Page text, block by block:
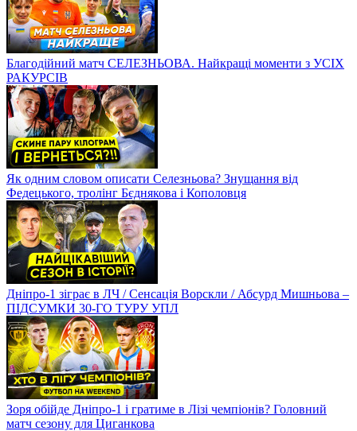
Благодійний матч СЕЛЕЗНЬОВА. Найкращі моменти з УСІХ
РАКУРСІВ
Як одним словом описати Селезньова? Знущання від
Федецького, тролінг Бєднякова і Кополовця
Дніпро-1 зіграє в ЛЧ / Сенсація Ворскли / Абсурд Мишньова –
ПІДСУМКИ 30-ГО ТУРУ УПЛ
Зоря обійде Дніпро-1 і гратиме в Лізі чемпіонів? Головний
матч сезону для Циганкова